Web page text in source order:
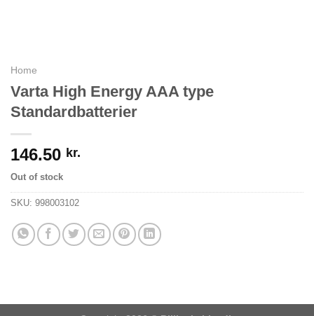
Home
Varta High Energy AAA type
Standardbatterier
146.50 kr.
Out of stock
SKU: 998003102